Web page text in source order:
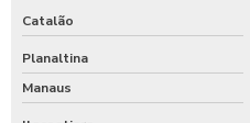
Catalão
Planaltina
Manaus